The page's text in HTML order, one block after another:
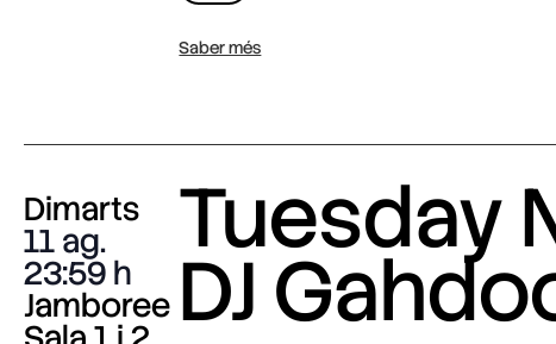
Saber més
Dimarts
11 ag.
23:59
Jamboree
Tuesday
DJ